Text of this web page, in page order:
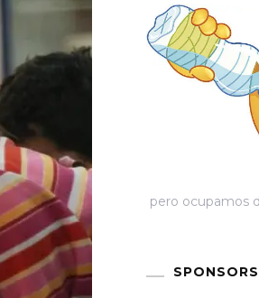
pero ocupamos
SPONSORS